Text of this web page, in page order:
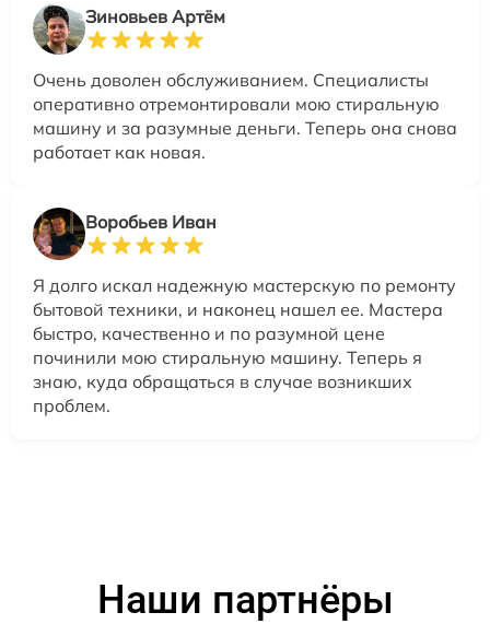
Зиновьев Артём
Очень доволен обслуживанием. Специалисты
оперативно отремонтировали мою стиральную
машину и за разумные деньги. Теперь она снова
работает как новая.
Воробьев Иван
Я долго искал надежную мастерскую по ремонту
бытовой техники, и наконец нашел ее. Мастера
быстро, качественно и по разумной цене
починили мою стиральную машину. Теперь я
знаю, куда обращаться в случае возникших
проблем.
Наши партнёры